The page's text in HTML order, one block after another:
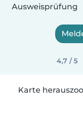
Ausweisprüfung
4,7 / 5
Karte